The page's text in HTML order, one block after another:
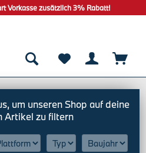
Vorkasse zusätzlich 3% Rabatt!